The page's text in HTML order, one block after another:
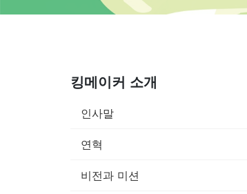
킹메이커 소개
인사말
연혁
비전과 미션